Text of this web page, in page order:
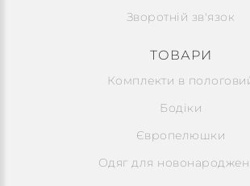
Зворотній зв'язок
ТОВАРИ
Комплекти в
Бодіки
Європелюшки
Одяг для